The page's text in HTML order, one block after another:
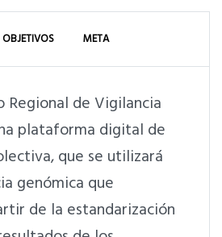
OBJETIVOS META
Regional de Vigilancia
plataforma digital de
que se utilizará
genómica que
de la estandarización